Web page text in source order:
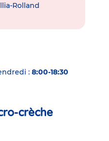
Rolland
: 8:00-18:30
crèche